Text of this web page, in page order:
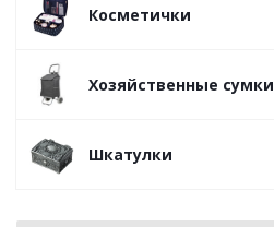
Косметички
Хозяйственные сумки
Шкатулки